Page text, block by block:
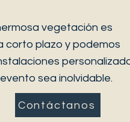
vegetación es
corto plazo y podemos
sea inolvidable.
Contáctanos